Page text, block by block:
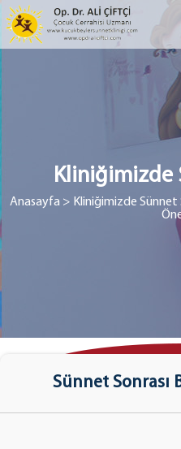
Kliniğimizde
Anasayfa > Kliniğimizde Sünnet
Sünnet Sonrası